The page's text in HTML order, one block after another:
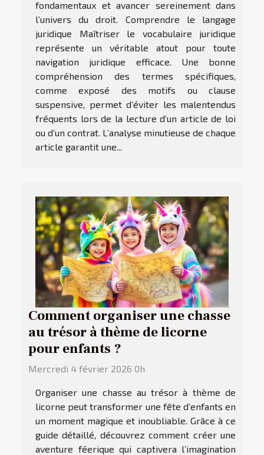
fondamentaux et avancer sereinement dans
l’univers du droit. Comprendre le langage
juridique Maîtriser le vocabulaire juridique
représente un véritable atout pour toute
navigation juridique efficace. Une bonne
compréhension des termes spécifiques,
comme exposé des motifs ou clause
suspensive, permet d’éviter les malentendus
fréquents lors de la lecture d’un article de loi
ou d’un contrat. L’analyse minutieuse de chaque
article garantit une...
Comment organiser une chasse
au trésor à thème de licorne
pour enfants ?
Mercredi 4 février 2026 0h
Organiser une chasse au trésor à thème de
licorne peut transformer une fête d’enfants en
un moment magique et inoubliable. Grâce à ce
guide détaillé, découvrez comment créer une
aventure féerique qui captivera l’imagination